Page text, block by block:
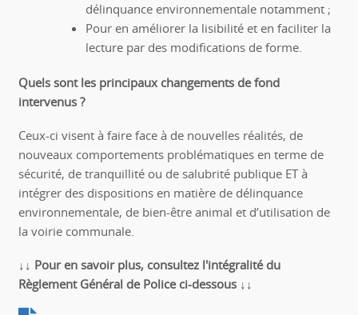
délinquance environnementale notamment ;
Pour en améliorer la lisibilité et en faciliter la
lecture par des modifications de forme.
Quels sont les principaux changements de fond
intervenus ?
Ceux-ci visent à faire face à de nouvelles réalités, de
nouveaux comportements problématiques en terme de
sécurité, de tranquillité ou de salubrité publique ET à
intégrer des dispositions en matière de délinquance
environnementale, de bien-être animal et d’utilisation de
la voirie communale.
↓↓ Pour en savoir plus, consultez l'intégralité du
Règlement Général de Police ci-dessous ↓↓